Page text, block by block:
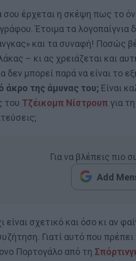
σου έρχεται η σκέψη πως το
Έτοιμα τα
και τα συναφή! Ποσώς
– κι ας χρειάζεται και
δεν μπορεί παρά να είναι το
άκρο της άμυνας του; Είναι
του Τζέικομπ Νίστρουπ για
Για να βλέπεις πιο
Add
είναι σχετικό και όσο κι αν
Γιατί αυτό που
Πορτογάλο από τη